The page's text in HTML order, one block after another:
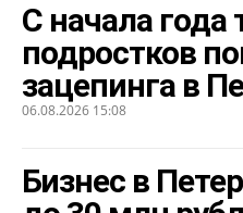
С начала года
подростков
зацепинга в
06.08.2026 15:08
Бизнес в